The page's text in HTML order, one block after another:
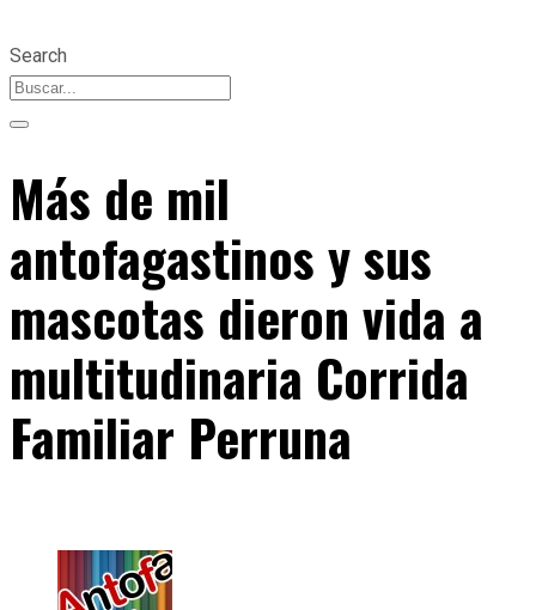
Search
Más de mil
antofagastinos y sus
mascotas dieron vida a
multitudinaria Corrida
Familiar Perruna